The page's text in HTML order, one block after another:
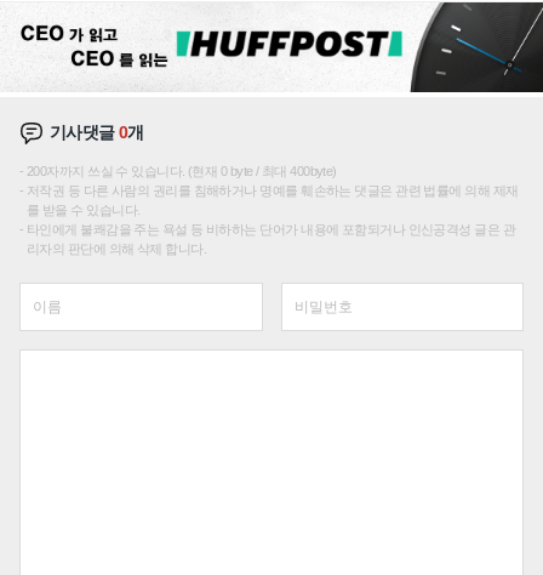
기사댓글0개
200자까지 쓰실 수 있습니다. (현재 0 byte / 최대 400byte)
저작권 등 다른 사람의 권리를 침해하거나 명예를 훼손하는 댓글은 관련 법률에 의해 제재
를 받을 수 있습니다.
타인에게 불쾌감을 주는 욕설 등 비하하는 단어가 내용에 포함되거나 인신공격성 글은 관
리자의 판단에 의해 삭제 합니다.